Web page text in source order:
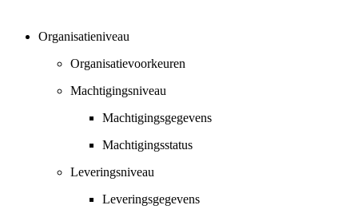
Organisatieniveau
Organisatievoorkeuren
Machtigingsniveau
Machtigingsgegevens
Machtigingsstatus
Leveringsniveau
Leveringsgegevens